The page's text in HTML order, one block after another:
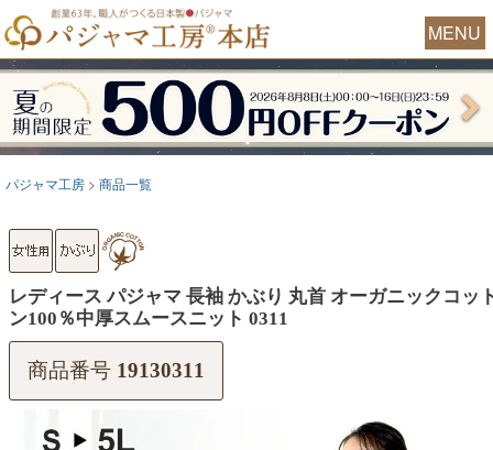
MENU
パジャマ工房 商品一覧
レディース パジャマ 長袖 かぶり 丸首 オーガニックコッ
ン100％中厚スムースニット 0311
商品番号 19130311